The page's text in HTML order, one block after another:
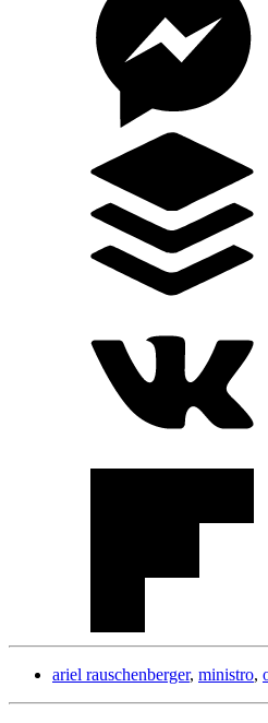
ariel rauschenberger, ministro,